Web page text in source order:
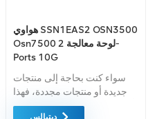
هواوي SSN1EAS2 OSN3500
Osn7500 لوحة معالجة 2-
Ports 10G
سواء كنت بحاجة إلى منتجات
جديدة أو منتجات مجددة، فهذا
أمر شامل الضمان كمعيار. نحن
ديتيالس